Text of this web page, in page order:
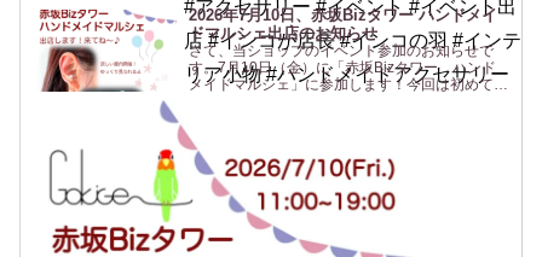
2026年7月10日、赤坂Bizタワー ハンドメイ
ドマルシェ出店のお知らせ
さて、当ショップのイベント参加のお知らせで
す。7月10日（金）に「赤坂Bizタワー ハンド
メイドマルシェ」に参加します！今回は初めての
たことがない「赤坂...
#アクセサリー #イベント #イベント出
店 #インコが店長 #インコの羽 #インテ
リア小物 #ハンドメイドアクセサリー